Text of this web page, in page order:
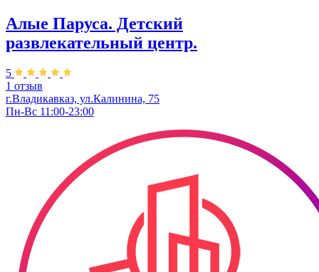
Алые Паруса. ​Детский
развлекательный центр.
5
1 отзыв
г.Владикавказ, ул.Калинина, 75
Пн-Вс 11:00-23:00